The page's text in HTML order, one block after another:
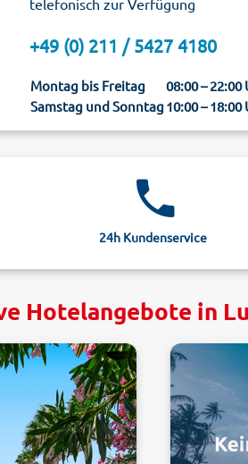
+49 (0) 211 / 5427 4180
Montag bis Freitag
08:00 – 22:00
Samstag und Sonntag10:00 – 18:00
24h Kundenservice
Hotelangebote in